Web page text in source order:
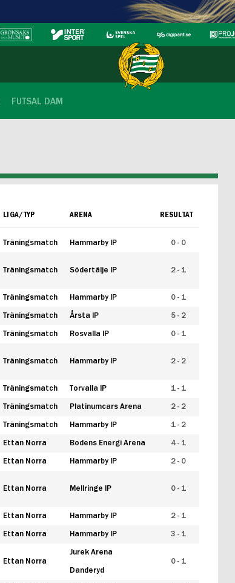
FUTSAL DAM
LIGA/TYP ARENA RESULTAT
Träningsmatch Hammarby IP 0 - 0
Träningsmatch Södertälje IP 2 - 1
Träningsmatch Hammarby IP 0 - 1
Träningsmatch Årsta IP 5 - 2
Träningsmatch Rosvalla IP 0 - 1
Träningsmatch Hammarby IP 2 - 2
Träningsmatch Torvalla IP 1 - 1
Träningsmatch Platinumcars Arena 2 - 2
Träningsmatch Hammarby IP 1 - 2
Ettan Norra Bodens Energi Arena 4 - 1
Ettan Norra Hammarby IP 2 - 0
Ettan Norra Mellringe IP 0 - 1
Ettan Norra Hammarby IP 2 - 1
Ettan Norra Hammarby IP 3 - 1
Ettan Norra
Jurek Arena
Danderyd
0 - 1